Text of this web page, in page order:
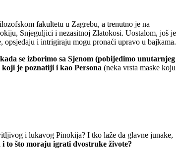
fakultetu u Zagrebu, a trenutno je na
Snjeguljici i nezasitnoj Zlatokosi. Uostalom, još je
opsjedaju i intrigiraju mogu pronaći upravo u bajkama.
se izborimo sa Sjenom (pobijedimo unutarnjeg
je poznatiji i kao Persona (neka vrsta maske koju
i lukavog Pinokija? I tko laže da glavne junake,
to što moraju igrati dvostruke živote?